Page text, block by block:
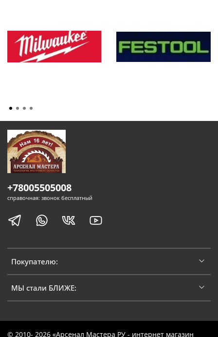
Покупателю:
МЫ стали БЛИЖЕ:
+78005505008
справочная: звонок бесплатный
© 2010- 2026 «Арсенал Мастера РУ - интернет магазин